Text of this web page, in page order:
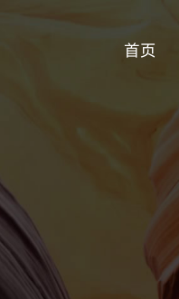
首页